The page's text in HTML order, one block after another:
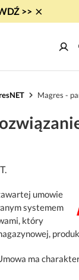
>> ×
Magres -
umowie
systemem
który
ma